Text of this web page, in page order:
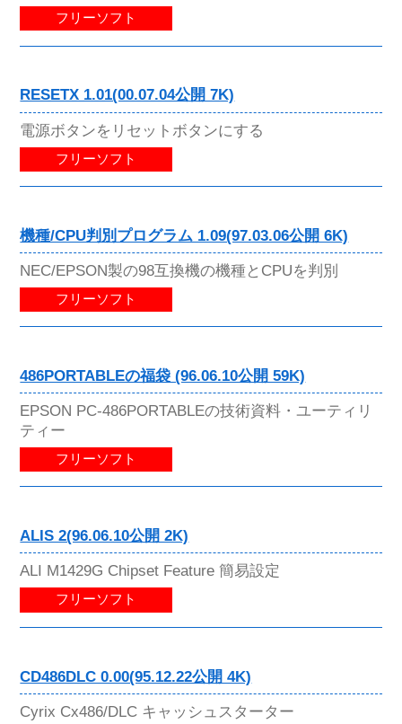
フリーソフト
RESETX 1.01(00.07.04公開 7K)
電源ボタンをリセットボタンにする
フリーソフト
機種/CPU判別プログラム 1.09(97.03.06公開 6K)
NEC/EPSON製の98互換機の機種とCPUを判別
フリーソフト
486PORTABLEの福袋 (96.06.10公開 59K)
EPSON PC-486PORTABLEの技術資料・ユーティリ
ティー
フリーソフト
ALIS 2(96.06.10公開 2K)
ALI M1429G Chipset Feature 簡易設定
フリーソフト
CD486DLC 0.00(95.12.22公開 4K)
Cyrix Cx486/DLC キャッシュスターター